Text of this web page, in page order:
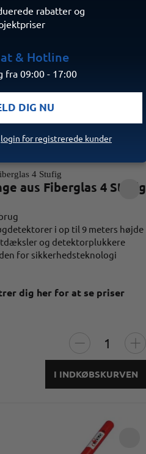
1 - 10 / 20
PR. SIDE
aus Fiberglas 4 Stufig
i op til 9 meters højde
og detektorplukkere
for sikkerhedsteknologi
dig her for at se priser
I INDKØBSKURVEN
rabatter og
& Hotline
fra 09:00 - 17:00
DIG NU
login for registrerede kunder